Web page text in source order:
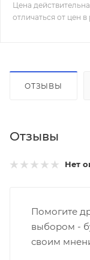
Цена
отличаться от цен
ОТЗЫВЫ
Отзывы
Нет
Помогите
выбором -
своим